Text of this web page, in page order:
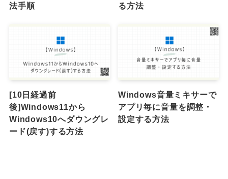
法手順
る方法
[10日経過前
後]Windows11から
Windows10へダウングレ
ード(戻す)する方法
Windows音量ミキサーで
アプリ毎に音量を調整・
設定する方法